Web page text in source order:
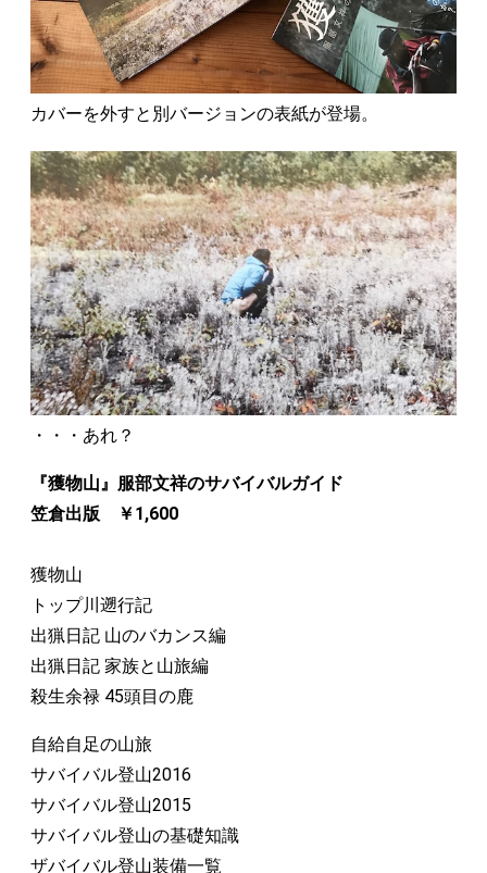
カバーを外すと別バージョンの表紙が登場。
・・・あれ？
『獲物山』服部文祥のサバイバルガイド
笠倉出版 ￥1,600
獲物山
トップ川遡行記
出猟日記 山のバカンス編
出猟日記 家族と山旅編
殺生余禄 45頭目の鹿
自給自足の山旅
サバイバル登山2016
サバイバル登山2015
サバイバル登山の基礎知識
ザバイバル登山装備一覧